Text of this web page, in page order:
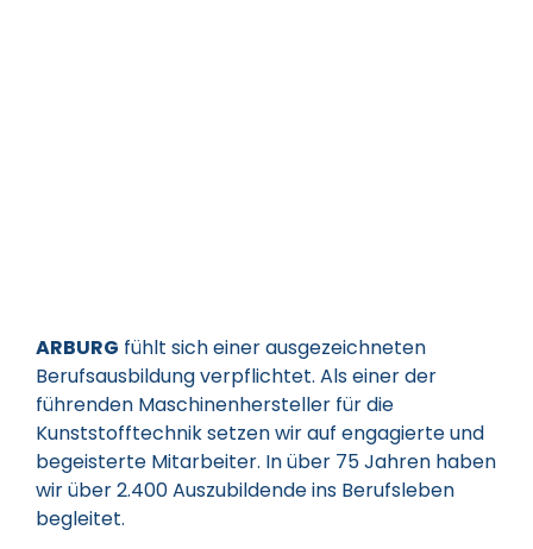
ARBURG fühlt sich einer ausgezeichneten
Berufsausbildung verpflichtet. Als einer der
führenden Maschinenhersteller für die
Kunststofftechnik setzen wir auf engagierte und
begeisterte Mitarbeiter. In über 75 Jahren haben
wir über 2.400 Auszubildende ins Berufsleben
begleitet.